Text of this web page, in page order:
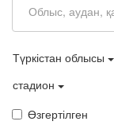
Түркістан облысы
стадион
Өзгертілген